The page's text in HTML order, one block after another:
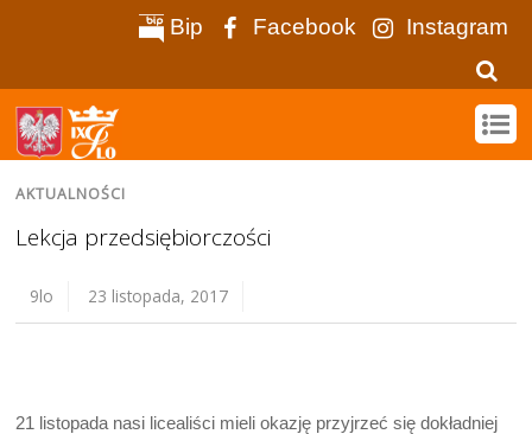
Bip Facebook Instagram
AKTUALNOŚCI
Lekcja przedsiębiorczości
9lo 23 listopada, 2017
21 listopada nasi licealiści mieli okazję przyjrzeć się dokładniej